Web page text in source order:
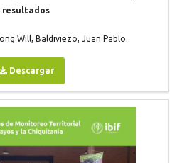
resultados
Will, Baldiviezo, Juan Pablo.
Descargar